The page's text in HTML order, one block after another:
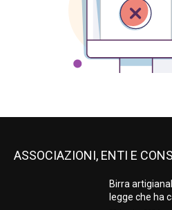
ASSOCIAZIONI, ENTI E
Birra
legge che ha